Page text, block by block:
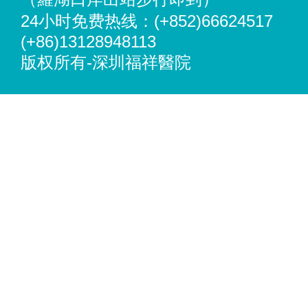
24小时免费热线：(+852)66624517
(+86)13128948113
版权所有-深圳福祥醫院